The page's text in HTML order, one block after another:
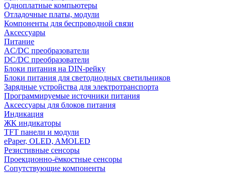
Одноплатные компьютеры
Отладочные платы, модули
Компоненты для беспроводной связи
Аксессуары
Питание
AC/DC преобразователи
DC/DC преобразователи
Блоки питания на DIN-рейку
Блоки питания для светодиодных светильников
Зарядные устройства для электротранспорта
Программируемые источники питания
Аксессуары для блоков питания
Индикация
ЖК индикаторы
TFT панели и модули
ePaper, OLED, AMOLED
Резистивные сенсоры
Проекционно-ёмкостные сенсоры
Сопутствующие компоненты